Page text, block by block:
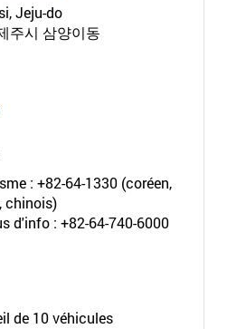
Jeju-do
주시 삼양이동
: +82-64-1330 (coréen,
chinois)
d'info : +82-64-740-6000
de 10 véhicules